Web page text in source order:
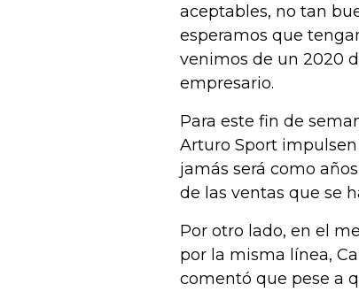
aceptables, no tan
esperamos que
venimos de un 2020
empresario.
Para este fin de
Arturo Sport impulsen
jamás será como
de las ventas que se
Por otro lado, en el
por la misma línea,
comentó que pese a